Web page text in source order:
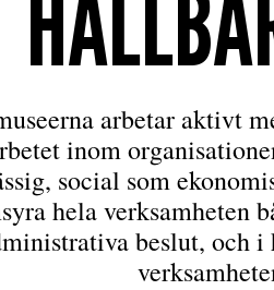
arbetar aktivt
inom
social som
hela verksamheten
beslut, och